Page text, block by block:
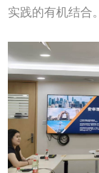
实践的有机结合。